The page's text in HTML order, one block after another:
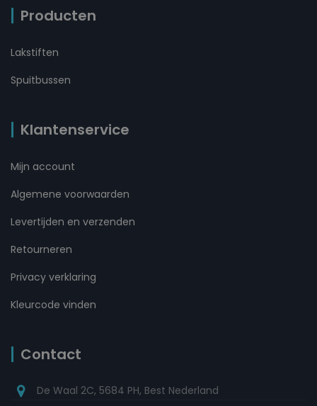
Producten
Lakstiften
Spuitbussen
Klantenservice
Mijn account
Algemene voorwaarden
Levertijden en verzenden
Retourneren
Privacy verklaring
Kleurcode vinden
Contact
De Waal 2C, 5684 PH, Best Nederland